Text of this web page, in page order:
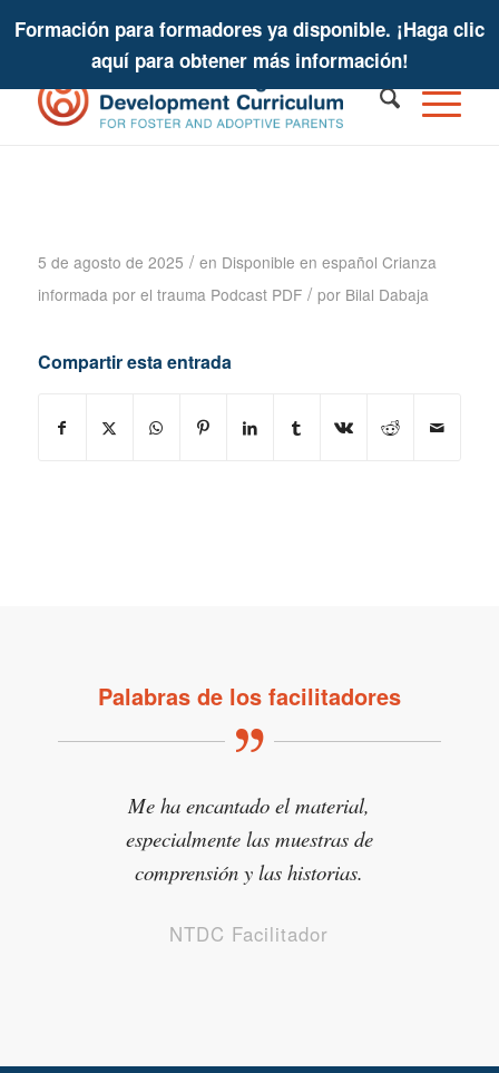
Formación para formadores ya disponible. ¡Haga clic
aquí para obtener más información!
5 de agosto de 2025 / en Disponible en español Crianza
informada por el trauma Podcast PDF / por Bilal Dabaja
Compartir esta entrada
Palabras de los facilitadores
Me ha encantado el material,
especialmente las muestras de
comprensión y las historias.
NTDC Facilitador